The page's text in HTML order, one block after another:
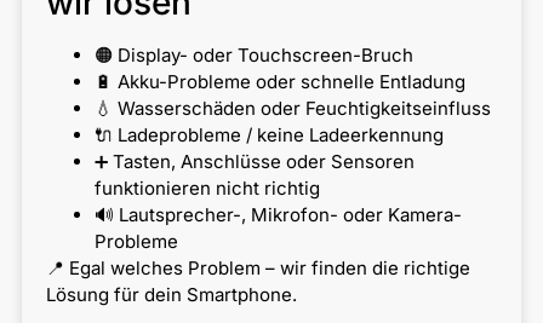
🟠 Display- oder Touchscreen-Bruch
🔋 Akku-Probleme oder schnelle Entladung
💧 Wasserschäden oder Feuchtigkeitseinfluss
🔌 Ladeprobleme / keine Ladeerkennung
➕ Tasten, Anschlüsse oder Sensoren
funktionieren nicht richtig
🔊 Lautsprecher-, Mikrofon- oder Kamera-
Probleme
📍 Egal welches Problem – wir finden die richtige
Lösung für dein Smartphone.